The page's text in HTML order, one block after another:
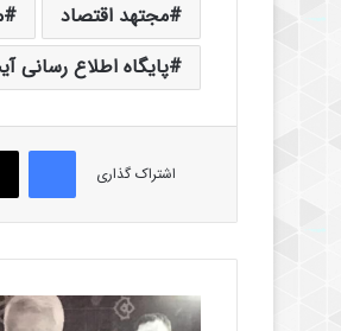
مجتهد اقتصاد
پایگاه اطلاع رسانی
اشتراک گذاری
فیس بوک
ی